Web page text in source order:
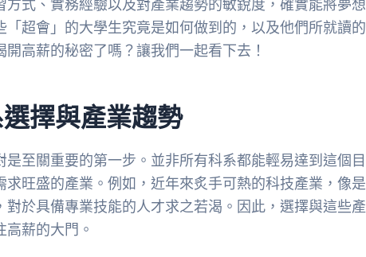
式、實務經驗以及對產業趨勢的敏銳度，確實能將夢想
超會」的大學生究竟是如何做到的，以及他們所就讀的
高薪的秘密了嗎？讓我們一起看下去！
擇與產業趨勢
至關重要的第一步。並非所有科系都能輕易達到這個目
旺盛的產業。例如，近年來炙手可熱的科技產業，像是
於具備專業技能的人才求之若渴。因此，選擇與這些產
薪的大門。